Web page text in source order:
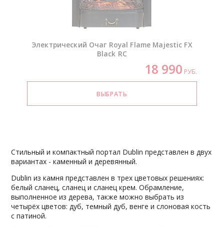
Электрический Очаг Royal Flame Majestic FX
Black RC
18 990 РУБ.
Стильный и компактный портал Dublin представлен в двух
вариантах - каменный и деревянный.
Dublin из камня представлен в трех цветовых решениях:
белый сланец, сланец и сланец крем. Обрамление,
выполненное из дерева, также можно выбрать из
четырёх цветов: дуб, темный дуб, венге и слоновая кость
с патиной.